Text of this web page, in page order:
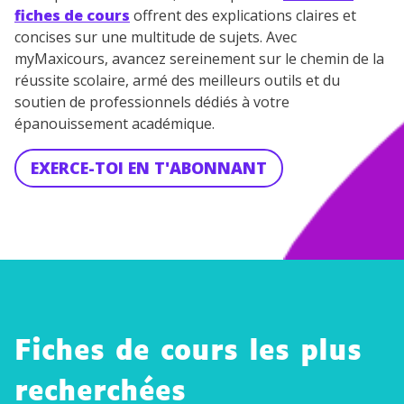
fiches de cours offrent des explications claires et
concises sur une multitude de sujets. Avec
myMaxicours, avancez sereinement sur le chemin de la
réussite scolaire, armé des meilleurs outils et du
soutien de professionnels dédiés à votre
épanouissement académique.
EXERCE-TOI EN T'ABONNANT
Fiches de cours les plus
recherchées
régulari